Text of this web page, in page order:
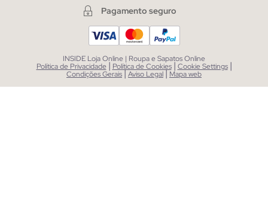
Pagamento seguro
INSIDE Loja Online | Roupa e Sapatos Online
Política de Privacidade | Política de Cookies | Cookie Settings |
Condições Gerais|Aviso Legal| Mapa web